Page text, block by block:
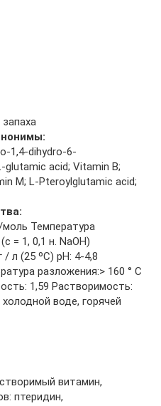
1,4-dihydro-6-
acid; Vitamin B;
M; L-Pteroylglutamic acid;
Температура
= 1, 0,1 н. NaOH)
л (25 ºC) pH: 4-4,8
разложения:> 160 ° C
1,59 Растворимость:
воде, горячей
витамин,
птеридин,